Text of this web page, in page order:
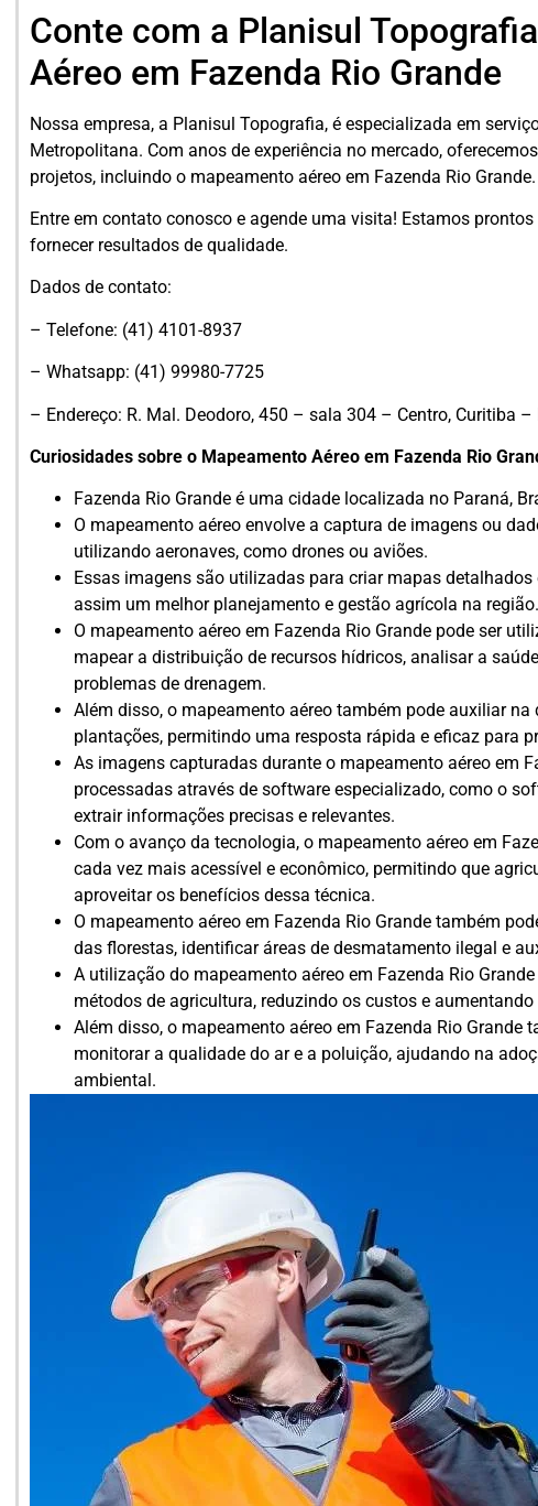
Conte com a Planisul
Aéreo em Fazenda Rio Grande
Nossa empresa, a Planisul Topografia, é especializada em
Metropolitana. Com anos de experiência no mercado,
projetos, incluindo o mapeamento aéreo em Fazenda Rio Grande.
Entre em contato conosco e agende uma visita! Estamos
fornecer resultados de qualidade.
Dados de contato:
– Telefone: (41) 4101-8937
– Whatsapp: (41) 99980-7725
– Endereço: R. Mal. Deodoro, 450 – sala 304 – Centro, Curitiba –
Curiosidades sobre o Mapeamento Aéreo em Fazenda Rio
Fazenda Rio Grande é uma cidade localizada no Paraná,
O mapeamento aéreo envolve a captura de imagens ou
utilizando aeronaves, como drones ou aviões.
Essas imagens são utilizadas para criar mapas
assim um melhor planejamento e gestão agrícola na região.
O mapeamento aéreo em Fazenda Rio Grande pode ser
mapear a distribuição de recursos hídricos, analisar a
problemas de drenagem.
Além disso, o mapeamento aéreo também pode auxiliar
plantações, permitindo uma resposta rápida e eficaz para
As imagens capturadas durante o mapeamento aéreo em
processadas através de software especializado, como o
extrair informações precisas e relevantes.
Com o avanço da tecnologia, o mapeamento aéreo em
cada vez mais acessível e econômico, permitindo que
aproveitar os benefícios dessa técnica.
O mapeamento aéreo em Fazenda Rio Grande também
das florestas, identificar áreas de desmatamento ilegal e
A utilização do mapeamento aéreo em Fazenda Rio
métodos de agricultura, reduzindo os custos e
Além disso, o mapeamento aéreo em Fazenda Rio Grande
monitorar a qualidade do ar e a poluição, ajudando na
ambiental.